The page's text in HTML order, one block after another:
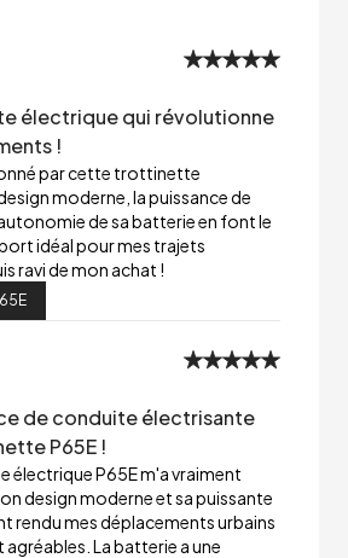
électrique qui révolutionne
!
par cette trottinette
moderne, la puissance de
de sa batterie en font le
idéal pour mes trajets
ravi de mon achat !
de conduite électrisante
P65E !
P65E m'a vraiment
design moderne et sa puissante
rendu mes déplacements urbains
La batterie a une